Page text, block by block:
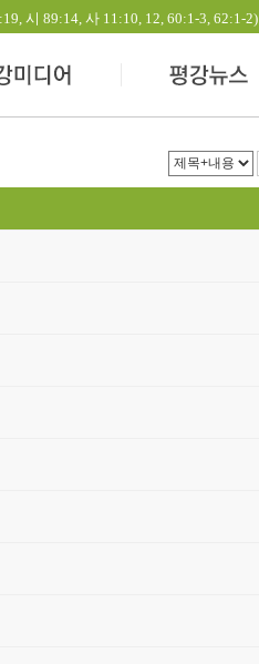
시 89:14, 사 11:10, 12, 60:1-3, 62:1-2)